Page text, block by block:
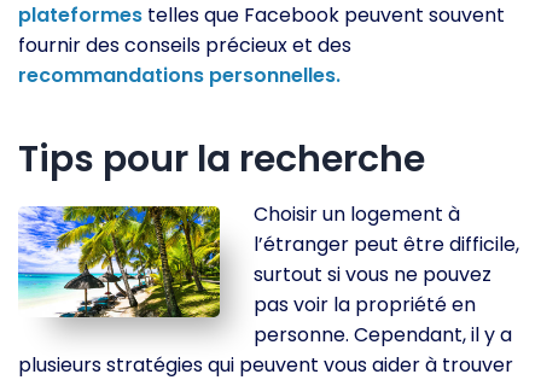
plateformes telles que Facebook peuvent souvent
fournir des conseils précieux et des
recommandations personnelles.
Tips pour la recherche
Choisir un logement à
l’étranger peut être difficile,
surtout si vous ne pouvez
pas voir la propriété en
personne. Cependant, il y a
plusieurs stratégies qui peuvent vous aider à trouver